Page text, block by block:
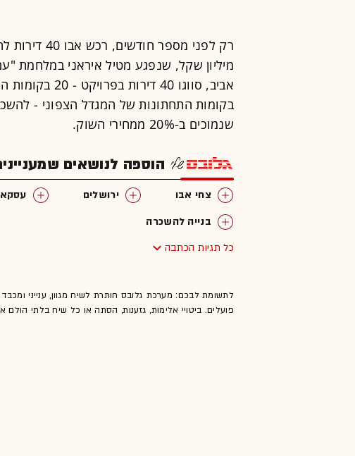
מיליון שקל, שנפגע מטיל איראני במלחמת
בקומות התחתונות של המגדל הצפוני -
שנמוכים ב-20% ממחירי השוק.
הוספה לנושאים
צחי אבו ירושלים
בנייה להשכרה
כל תגיות הכתבה
לתשומת לבכם: מערכת גלובס חותרת לשיח מגוון, ענייני
פועלים. ביטויי אלימות, גזענות, הסתה או כל שיח בלתי הולם